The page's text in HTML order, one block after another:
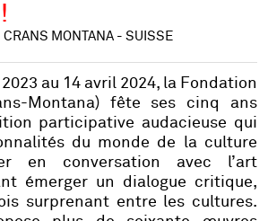
CRANS MONTANA - SUISSE
au 14 avril 2024, la Fondation
Montana) fête ses cinq ans
participative audacieuse qui
du monde de la culture
en conversation avec l’art
émerger un dialogue critique,
surprenant entre les cultures.